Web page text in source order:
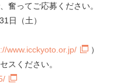
奮ってご応募ください。
日（土）
www.icckyoto.or.jp/
）
スください。